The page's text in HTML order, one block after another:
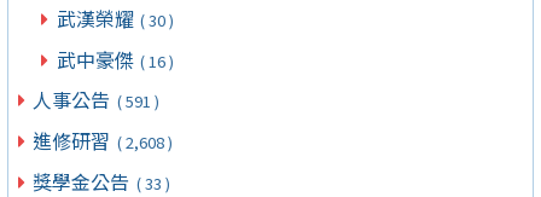
武漢榮耀 ( 30 )
武中豪傑 ( 16 )
人事公告 ( 591 )
進修研習 ( 2,608 )
獎學金公告 ( 33 )